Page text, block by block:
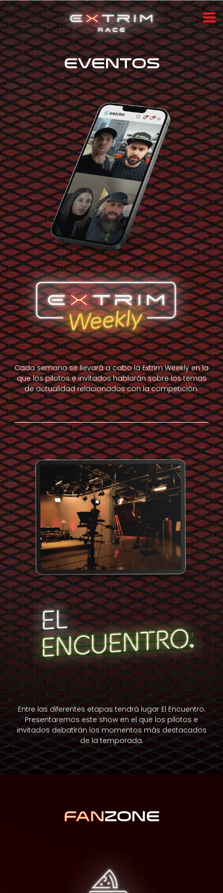
EVENTOS
Cada semana se llevará a cabo la Extrim Weekly en la
que los pilotos e invitados hablarán sobre los temas
de actualidad relacionados con la competición.
Entre las diferentes etapas tendrá lugar El Encuentro.
Presentaremos este show en el que los pilotos e
invitados debatirán los momentos más destacados
de la temporada.
FANZONE